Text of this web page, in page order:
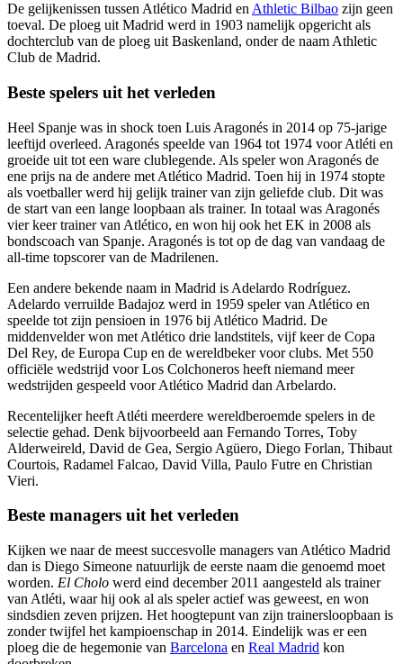
De gelijkenissen tussen Atlético Madrid en Athletic Bilbao zijn geen
toeval. De ploeg uit Madrid werd in 1903 namelijk opgericht als
dochterclub van de ploeg uit Baskenland, onder de naam Athletic
Club de Madrid.
Beste spelers uit het verleden
Heel Spanje was in shock toen Luis Aragonés in 2014 op 75-jarige
leeftijd overleed. Aragonés speelde van 1964 tot 1974 voor Atléti en
groeide uit tot een ware clublegende. Als speler won Aragonés de
ene prijs na de andere met Atlético Madrid. Toen hij in 1974 stopte
als voetballer werd hij gelijk trainer van zijn geliefde club. Dit was
de start van een lange loopbaan als trainer. In totaal was Aragonés
vier keer trainer van Atlético, en won hij ook het EK in 2008 als
bondscoach van Spanje. Aragonés is tot op de dag van vandaag de
all-time topscorer van de Madrilenen.
Een andere bekende naam in Madrid is Adelardo Rodríguez.
Adelardo verruilde Badajoz werd in 1959 speler van Atlético en
speelde tot zijn pensioen in 1976 bij Atlético Madrid. De
middenvelder won met Atlético drie landstitels, vijf keer de Copa
Del Rey, de Europa Cup en de wereldbeker voor clubs. Met 550
officiële wedstrijd voor Los Colchoneros heeft niemand meer
wedstrijden gespeeld voor Atlético Madrid dan Arbelardo.
Recentelijker heeft Atléti meerdere wereldberoemde spelers in de
selectie gehad. Denk bijvoorbeeld aan Fernando Torres, Toby
Alderweireld, David de Gea, Sergio Agüero, Diego Forlan, Thibaut
Courtois, Radamel Falcao, David Villa, Paulo Futre en Christian
Vieri.
Beste managers uit het verleden
Kijken we naar de meest succesvolle managers van Atlético Madrid
dan is Diego Simeone natuurlijk de eerste naam die genoemd moet
worden. El Cholo werd eind december 2011 aangesteld als trainer
van Atléti, waar hij ook al als speler actief was geweest, en won
sindsdien zeven prijzen. Het hoogtepunt van zijn trainersloopbaan is
zonder twijfel het kampioenschap in 2014. Eindelijk was er een
ploeg die de hegemonie van Barcelona en Real Madrid kon